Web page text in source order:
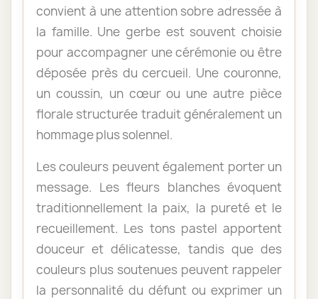
convient à une attention sobre adressée à
la famille. Une gerbe est souvent choisie
pour accompagner une cérémonie ou être
déposée près du cercueil. Une couronne,
un coussin, un cœur ou une autre pièce
florale structurée traduit généralement un
hommage plus solennel.
Les couleurs peuvent également porter un
message. Les fleurs blanches évoquent
traditionnellement la paix, la pureté et le
recueillement. Les tons pastel apportent
douceur et délicatesse, tandis que des
couleurs plus soutenues peuvent rappeler
la personnalité du défunt ou exprimer un